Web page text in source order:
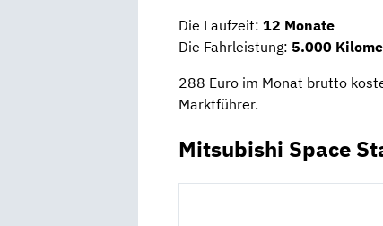
Die Laufzeit: 12 Monate
Die Fahrleistung: 5.000
288 Euro im Monat brutto
Marktführer.
Mitsubishi Space